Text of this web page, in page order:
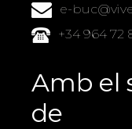
e-
+34 964 72
Amb el
de